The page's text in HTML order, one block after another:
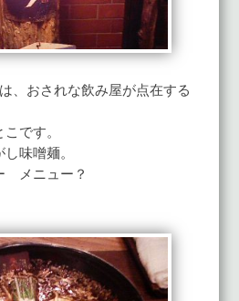
、おされな飲み屋が点在する
です。
味噌麺。
メニュー？